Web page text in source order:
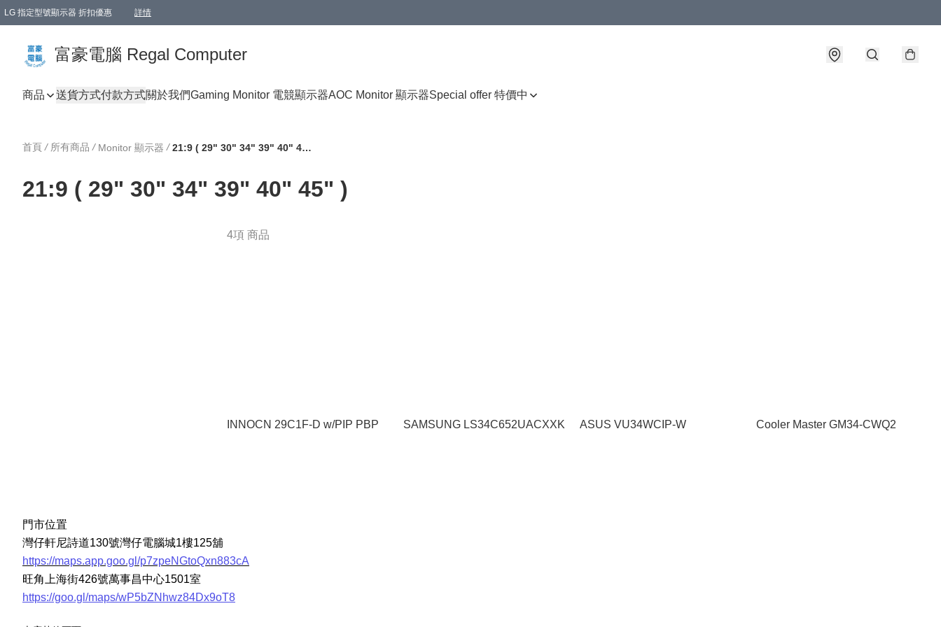
LG 指定型號顯示器 折扣優惠 詳情
富豪電腦 Regal Computer
商品 送貨方式付款方式關於我們Gaming Monitor 電競顯示器AOC Monitor 顯示器Special offer 特價中
首頁 / 所有商品 / Monitor 顯示器 / 21:9 ( 29" 30" 34" 39" 40" 45" )
21:9 ( 29" 30" 34" 39" 40" 45" )
4項 商品
INNOCN 29C1F-D w/PIP PBP SAMSUNG LS34C652UACXXK ASUS VU34WCIP-W Cooler Master GM34-CWQ2
門市位置
灣仔軒尼詩道130號灣仔電腦城1樓125舖
https://maps.app.goo.gl/p7zpeNGtoQxn883cA
旺角上海街426號萬事昌中心1501室
https://goo.gl/maps/wP5bZNhwz84Dx9oT8